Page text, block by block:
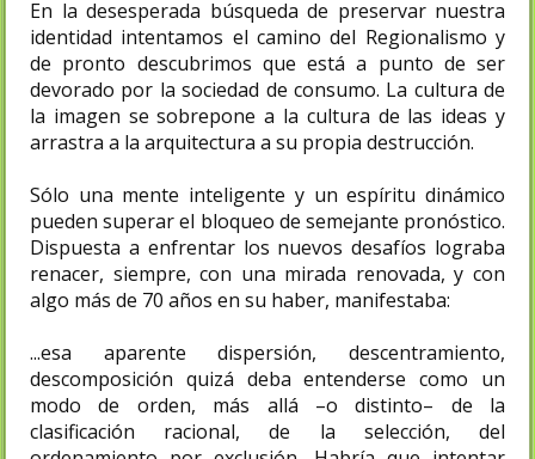
En la desesperada búsqueda de preservar nuestra
identidad intentamos el camino del Regionalismo y
de pronto descubrimos que está a punto de ser
devorado por la sociedad de consumo. La cultura de
la imagen se sobrepone a la cultura de las ideas y
arrastra a la arquitectura a su propia destrucción.
Sólo una mente inteligente y un espíritu dinámico
pueden superar el bloqueo de semejante pronóstico.
Dispuesta a enfrentar los nuevos desafíos lograba
renacer, siempre, con una mirada renovada, y con
algo más de 70 años en su haber, manifestaba:
...esa aparente dispersión, descentramiento,
descomposición quizá deba entenderse como un
modo de orden, más allá –o distinto– de la
clasificación racional, de la selección, del